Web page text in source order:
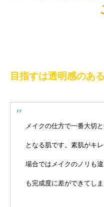
目指すは透明感のあ
メイクの仕方で一番大切
となる肌です。素肌がキ
場合ではメイクのノリも
も完成度に差ができてしま